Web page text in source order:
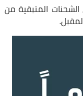
المتبقية من